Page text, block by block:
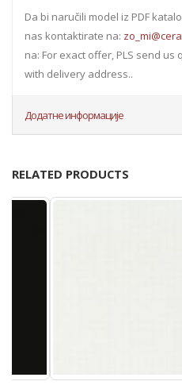
Da bi naručili model iz PDF
nas kontaktirate na:
na: For exact offer, PLS send
with delivery address..
Додатне информације
RELATED PRODUCTS